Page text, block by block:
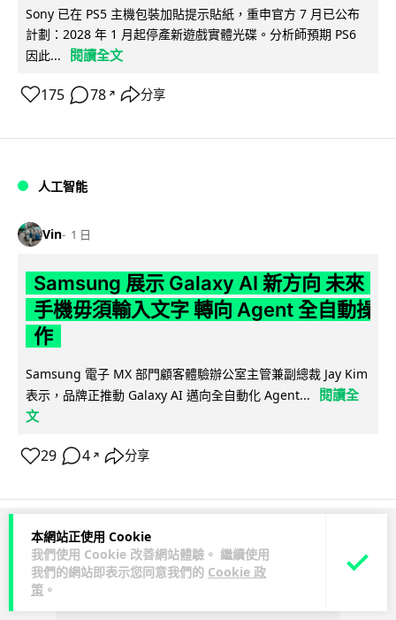
本網站正使用 Cookie
我們使用 Cookie 改善網站體驗。 繼續使用
我們的網站即表示您同意我們的 Cookie 政
策 。
Sony 已在 PS5 主機包裝加貼提示貼紙，重申官方 7 月已公布
計劃：2028 年 1 月起停產新遊戲實體光碟。分析師預期 PS6
因此...
閱讀全文
175 78 ↗ 分享
人工智能
Vin 1 日
Samsung 展示 Galaxy AI 新方向 未來
手機毋須輸入文字 轉向 Agent 全自動操
作
Samsung 電子 MX 部門顧客體驗辦公室主管兼副總裁 Jay Kim
表示，品牌正推動 Galaxy AI 邁向全自動化 Agent...
閱讀全
文
29 4 ↗ 分享
ADVERTISEMENT